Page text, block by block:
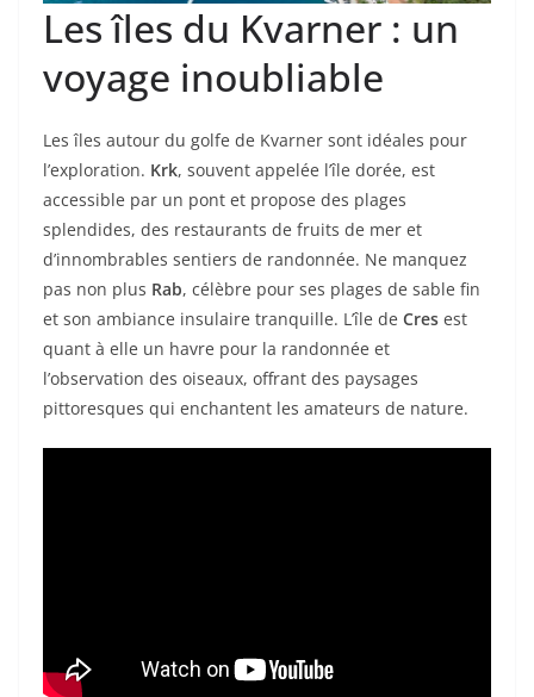
Les îles du Kvarner : un
voyage inoubliable
Les îles autour du golfe de Kvarner sont idéales pour
l’exploration. Krk, souvent appelée l’île dorée, est
accessible par un pont et propose des plages
splendides, des restaurants de fruits de mer et
d’innombrables sentiers de randonnée. Ne manquez
pas non plus Rab, célèbre pour ses plages de sable fin
et son ambiance insulaire tranquille. L’île de Cres est
quant à elle un havre pour la randonnée et
l’observation des oiseaux, offrant des paysages
pittoresques qui enchantent les amateurs de nature.